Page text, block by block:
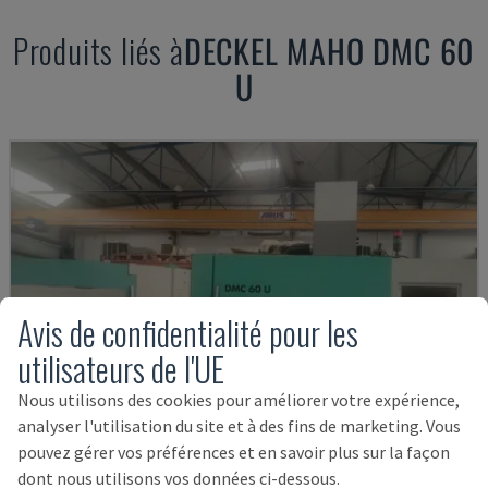
Produits liés àDECKEL MAHO DMC 60
U
Avis de confidentialité pour les
utilisateurs de l'UE
Nous utilisons des cookies pour améliorer votre expérience,
analyser l'utilisation du site et à des fins de marketing. Vous
pouvez gérer vos préférences et en savoir plus sur la façon
dont nous utilisons vos données ci-dessous.